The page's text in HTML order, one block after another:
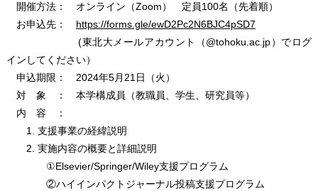
開催方法： オンライン（Zoom） 定員100名（先着順）
お申込先： https://forms.gle/ewD2Pc2N6BJC4pSD7
(東北大メールアカウント（@tohoku.ac.jp）でログ
インしてください）
申込期限： 2024年5月21日（火）
対 象 ： 本学構成員（教職員、学生、研究員等）
内 容 ：
1. 支援事業の経緯説明
2. 実施内容の概要と詳細説明
①Elsevier/Springer/Wiley支援プログラム
②ハイインパクトジャーナル投稿支援プログラム